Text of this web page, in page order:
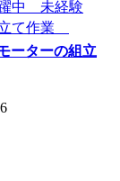
ーターの組立